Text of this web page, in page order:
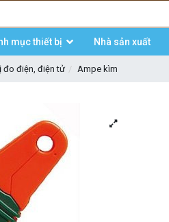
mục thiết bị Nhà sản xuất
đo điện, điện tử Ampe kìm